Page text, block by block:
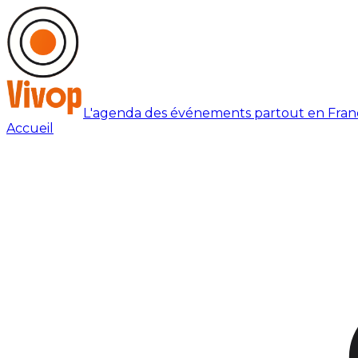
L'agenda des événements partout en
Accueil